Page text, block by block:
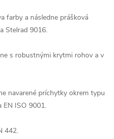
farby a následne prášková
Stelrad 9016.
s robustnými krytmi rohov a v
navarené príchytky okrem typu
EN ISO 9001.
442.